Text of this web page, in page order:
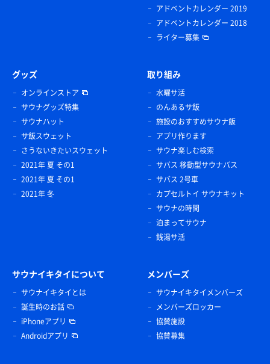
アドベントカレンダー 2019
アドベントカレンダー 2018
ライター募集
グッズ
オンラインストア
サウナグッズ特集
サウナハット
サ飯スウェット
さうないきたいスウェット
2021年 夏 その1
2021年 夏 その1
2021年 冬
取り組み
水曜サ活
のんあるサ飯
施設のおすすめサウナ飯
アプリ作ります
サウナ楽しむ検索
サバス 移動型サウナバス
サバス 2号車
カプセルトイ サウナキット
サウナの時間
泊まってサウナ
銭湯サ活
サウナイキタイについて
サウナイキタイとは
誕生時のお話
iPhoneアプリ
Androidアプリ
メンバーズ
サウナイキタイメンバーズ
メンバーズロッカー
協賛施設
協賛募集